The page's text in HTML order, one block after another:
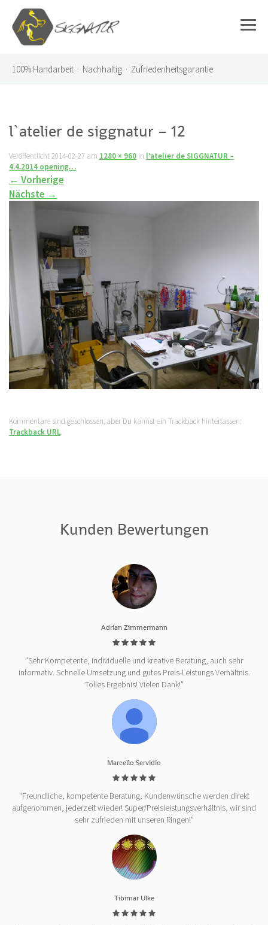
100% Handarbeit · Nachhaltig · Zufriedenheitsgarantie
l`atelier de siggnatur – 12
Veröffentlicht2014-02-27 am 1280 × 960 in l’atelier de SIGGNATUR –
4.4.2014 opening…
← Vorherige
Nächste →
Kommentare sind geschlossen, aber Du kannst ein Trackback hinterlassen:
Trackback URL.
Kunden Bewertungen
Adrian Zimmermann
"Sehr Kompetente, individuelle und kreative Beratung, auch sehr
informativ. Schnelle Umsetzung und gutes Preis-Leistungs Verhältnis.
Tolles Ergebnis! Vielen Dank!"
Marcello Servidio
"Freundliche, kompetente Beratung, Kundenwünsche werden direkt
aufgenommen, jederzeit wieder! Super/Preisleistungsverhältnis, wir sind
sehr zufrieden mit unseren Ringen!"
Tibimar Ulke